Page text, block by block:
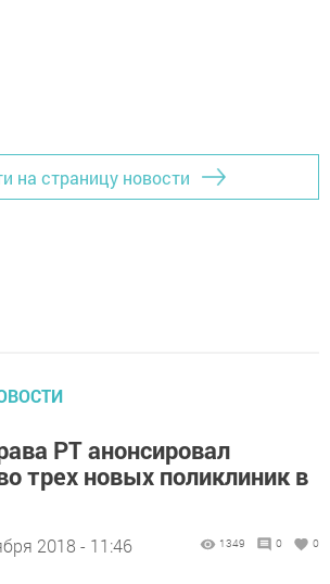
на страницу новости
РТ анонсировал
трех новых поликлиник в
2018 - 11:46 1349 0 0